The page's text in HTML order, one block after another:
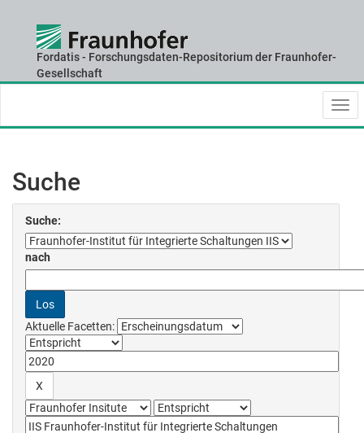
navigation
Fordatis - Forschungsdaten-Repositorium der Fraunhofer-
Gesellschaft
Suche
Suche:
nach
Aktuelle Facetten: